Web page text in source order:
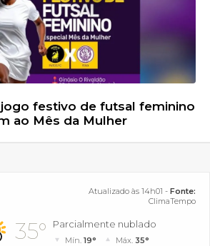
jogo festivo de futsal feminino
ao Mês da Mulher
Atualizado às 14h01 - Fonte:
ClimaTempo
35° Parcialmente nublado
Mín.19° Máx. 35°